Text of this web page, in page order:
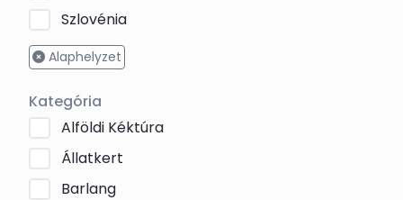
Szlovénia
Alaphelyzet
Kategória
Alföldi Kéktúra
Állatkert
Barlang